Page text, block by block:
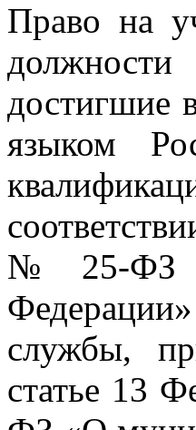
Право на
достигшие
языком
№ 25-ФЗ
службы,
статье 13